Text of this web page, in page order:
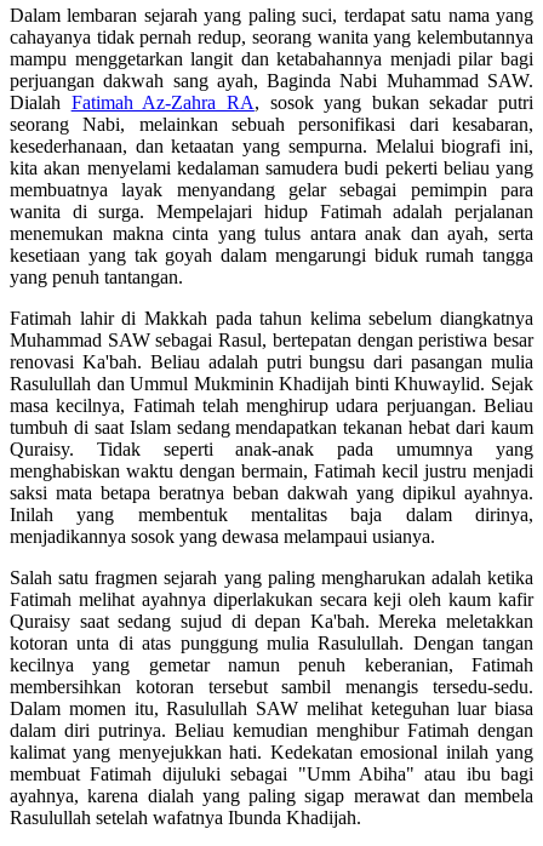
Dalam lembaran sejarah yang paling suci, terdapat satu nama yang
cahayanya tidak pernah redup, seorang wanita yang kelembutannya
mampu menggetarkan langit dan ketabahannya menjadi pilar bagi
perjuangan dakwah sang ayah, Baginda Nabi Muhammad SAW.
Dialah Fatimah Az-Zahra RA, sosok yang bukan sekadar putri
seorang Nabi, melainkan sebuah personifikasi dari kesabaran,
kesederhanaan, dan ketaatan yang sempurna. Melalui biografi ini,
kita akan menyelami kedalaman samudera budi pekerti beliau yang
membuatnya layak menyandang gelar sebagai pemimpin para
wanita di surga. Mempelajari hidup Fatimah adalah perjalanan
menemukan makna cinta yang tulus antara anak dan ayah, serta
kesetiaan yang tak goyah dalam mengarungi biduk rumah tangga
yang penuh tantangan.
Fatimah lahir di Makkah pada tahun kelima sebelum diangkatnya
Muhammad SAW sebagai Rasul, bertepatan dengan peristiwa besar
renovasi Ka'bah. Beliau adalah putri bungsu dari pasangan mulia
Rasulullah dan Ummul Mukminin Khadijah binti Khuwaylid. Sejak
masa kecilnya, Fatimah telah menghirup udara perjuangan. Beliau
tumbuh di saat Islam sedang mendapatkan tekanan hebat dari kaum
Quraisy. Tidak seperti anak-anak pada umumnya yang
menghabiskan waktu dengan bermain, Fatimah kecil justru menjadi
saksi mata betapa beratnya beban dakwah yang dipikul ayahnya.
Inilah yang membentuk mentalitas baja dalam dirinya,
menjadikannya sosok yang dewasa melampaui usianya.
Salah satu fragmen sejarah yang paling mengharukan adalah ketika
Fatimah melihat ayahnya diperlakukan secara keji oleh kaum kafir
Quraisy saat sedang sujud di depan Ka'bah. Mereka meletakkan
kotoran unta di atas punggung mulia Rasulullah. Dengan tangan
kecilnya yang gemetar namun penuh keberanian, Fatimah
membersihkan kotoran tersebut sambil menangis tersedu-sedu.
Dalam momen itu, Rasulullah SAW melihat keteguhan luar biasa
dalam diri putrinya. Beliau kemudian menghibur Fatimah dengan
kalimat yang menyejukkan hati. Kedekatan emosional inilah yang
membuat Fatimah dijuluki sebagai "Umm Abiha" atau ibu bagi
ayahnya, karena dialah yang paling sigap merawat dan membela
Rasulullah setelah wafatnya Ibunda Khadijah.